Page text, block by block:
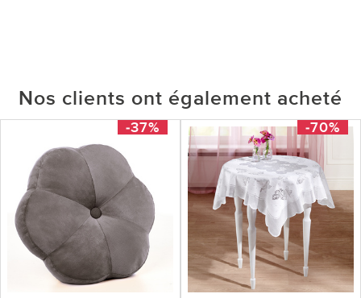
Nos clients ont également acheté
-37% -70%